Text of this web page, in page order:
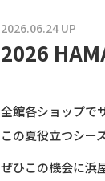
2026.06.24 UP
2026
全館各ショップで
この夏役立つシー
ぜひこの機会に浜